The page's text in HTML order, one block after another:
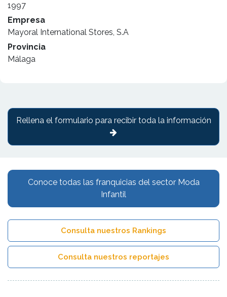
1997
Empresa
Mayoral International Stores, S.A
Provincia
Málaga
Conoce todas las franquicias del sector Moda
Infantil
Consulta nuestros Rankings
Consulta nuestros reportajes